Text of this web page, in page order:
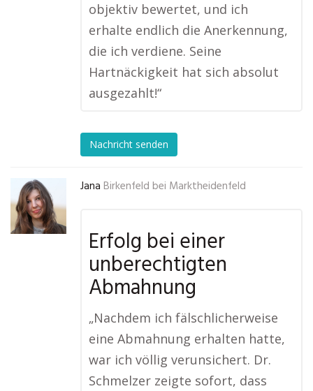
objektiv bewertet, und ich
erhalte endlich die Anerkennung,
die ich verdiene. Seine
Hartnäckigkeit hat sich absolut
ausgezahlt!“
Nachricht senden
Jana Birkenfeld bei Marktheidenfeld
Erfolg bei einer
unberechtigten
Abmahnung
„Nachdem ich fälschlicherweise
eine Abmahnung erhalten hatte,
war ich völlig verunsichert. Dr.
Schmelzer zeigte sofort, dass